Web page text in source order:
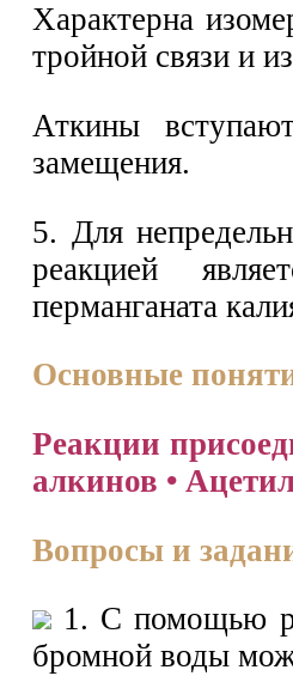
Характерна
тройной связи и
Аткины
замещения.
5. Для
реакцией
перманганата
Основные
Реакции
алкинов •
Вопросы и
1. С помощью
бромной воды